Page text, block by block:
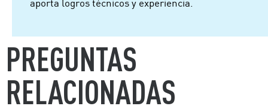
aporta logros técnicos y experiencia.
PREGUNTAS
RELACIONADAS